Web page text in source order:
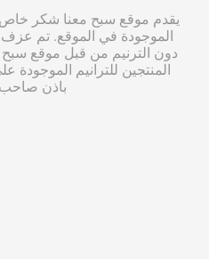
يقدم موقع سبح معنا شكر خاص
الموجودة في الموقع. تم عزف
دون الترنيم من قبل موقع
المنتجين للترانيم
باذن